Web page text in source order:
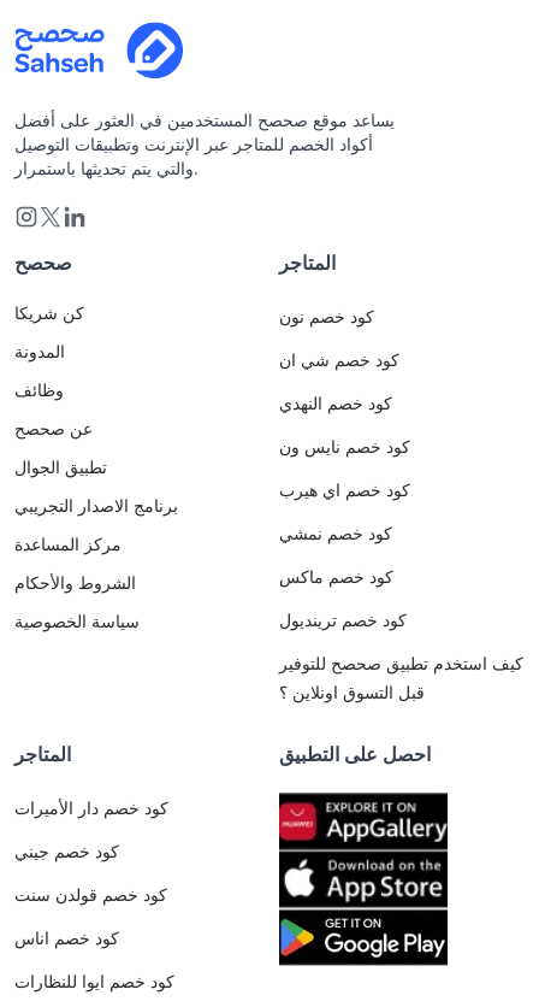
يساعد موقع صحصح المستخدمين في العثور على أفضل
أكواد الخصم للمتاجر عبر الإنترنت وتطبيقات التوصيل
والتي يتم تحديثها باستمرار.
صحصح
كن شريكا
المدونة
وظائف
عن صحصح
تطبيق الجوال
برنامج الاصدار التجريبي
مركز المساعدة
الشروط والأحكام
سياسة الخصوصية
المتاجر
كود خصم نون
كود خصم شي ان
كود خصم النهدي
كود خصم نايس ون
كود خصم اي هيرب
كود خصم نمشي
كود خصم ماكس
كود خصم ترينديول
كيف استخدم تطبيق صحصح للتوفير
قبل التسوق اونلاين ؟
المتاجر
كود خصم دار الأميرات
كود خصم جيني
كود خصم قولدن سنت
كود خصم اناس
كود خصم ايوا للنظارات
احصل على التطبيق